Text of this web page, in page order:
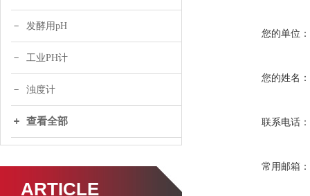
发酵用pH
工业PH计
浊度计
查看全部
ARTICLE
您的单位：
您的姓名：
联系电话：
常用邮箱：